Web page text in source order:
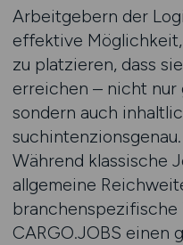
Arbeitgebern der
effektive
zu platzieren, dass
erreichen – nicht nur
sondern auch
suchintenzionsgenau.
Während klassische
allgemeine
CARGO.JOBS einen